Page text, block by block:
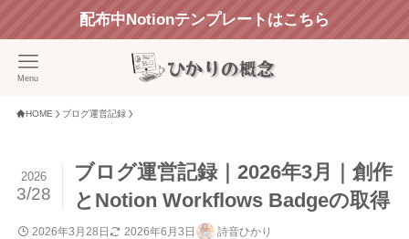
配布中Notionテンプレートはこちら
Menu
HOME ブログ運営記録
ブログ運営記録｜2026年3月｜創作
とNotion Workflows Badgeの取得
2026
3/28
2026年3月28日 2026年6月3日 詩音ひかり